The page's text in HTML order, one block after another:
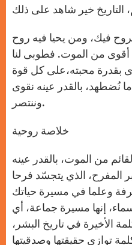
فيك، ومن يحيا فيه روح
أقوى من الموت. فطوبى لنا
بقدرة محبته،على كل قوة
نُضطهد، بالقدر عينه نقوى
وننتصر.
خلاصة روحية
من الموت، بالقدر عينه
المفرح، الذي يتجسّد فرحا
وعلما في مسيرة حياتك
إنها مسيرة جماعة، أي
الأخيرة في تاريخ البشر،
توازي حقيقتها وصدقيتها